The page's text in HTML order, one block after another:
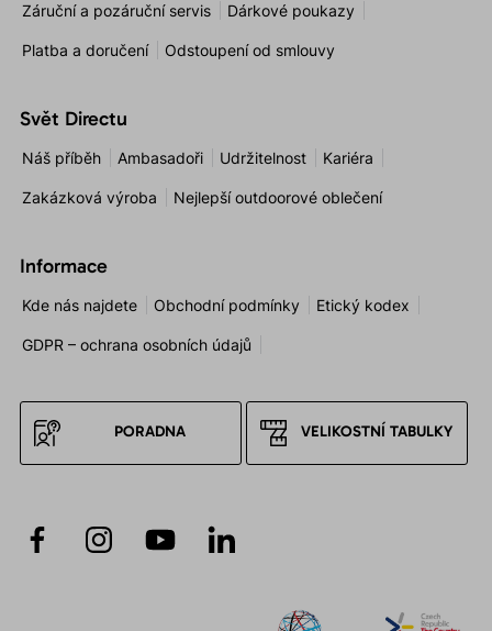
Záruční a pozáruční servis Dárkové poukazy
Platba a doručení Odstoupení od smlouvy
Svět Directu
Náš příběh Ambasadoři Udržitelnost Kariéra
Zakázková výroba Nejlepší outdoorové oblečení
Informace
Kde nás najdete Obchodní podmínky Etický kodex
GDPR – ochrana osobních údajů
PORADNA VELIKOSTNÍ TABULKY